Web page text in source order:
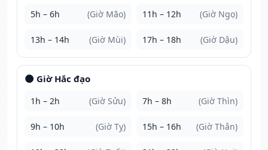
5h – 6h (Giờ Mão) 11h – 12h (Giờ Ngọ)
13h – 14h (Giờ Mùi) 17h – 18h (Giờ Dậu)
🌑 Giờ Hắc đạo
1h – 2h (Giờ Sửu) 7h – 8h (Giờ Thìn)
9h – 10h (Giờ Tỵ) 15h – 16h (Giờ Thân)